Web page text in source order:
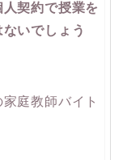
契約で授業を
いでしょう
庭教師バイト